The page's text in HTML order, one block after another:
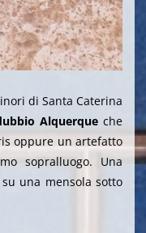
di Santa Caterina
Alquerqueche
oppure un artefatto
sopralluogo. Una
una mensola sotto